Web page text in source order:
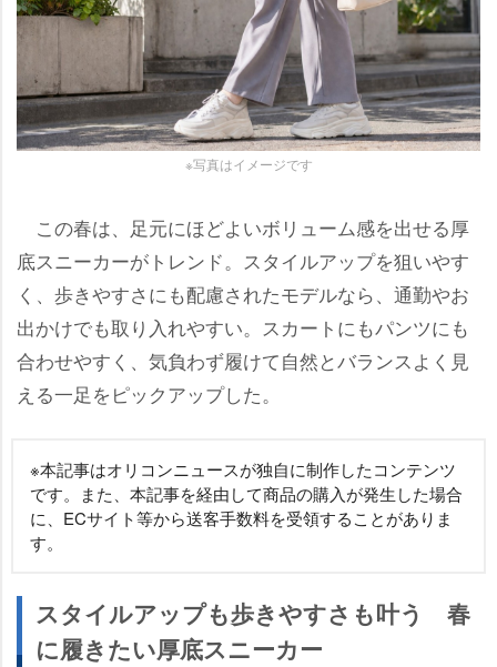
※写真はイメージです
この春は、足元にほどよいボリューム感を出せる厚
底スニーカーがトレンド。スタイルアップを狙いやす
く、歩きやすさにも配慮されたモデルなら、通勤やお
出かけでも取り入れやすい。スカートにもパンツにも
合わせやすく、気負わず履けて自然とバランスよく見
える一足をピックアップした。
※本記事はオリコンニュースが独自に制作したコンテンツ
です。また、本記事を経由して商品の購入が発生した場合
に、ECサイト等から送客手数料を受領することがありま
す。
スタイルアップも歩きやすさも叶う 春
に履きたい厚底スニーカー